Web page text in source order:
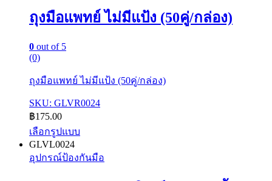
ถุงมือแพทย์ ไม่มีแป้ง (50คู่/กล่อง)
0 out of 5
(0)
ถุงมือแพทย์ ไม่มีแป้ง (50คู่/กล่อง)
SKU: GLVR0024
฿175.00
เลือกรูปแบบ
This
product
has
GLVL0024
อุปกรณ์ป้องกันมือ